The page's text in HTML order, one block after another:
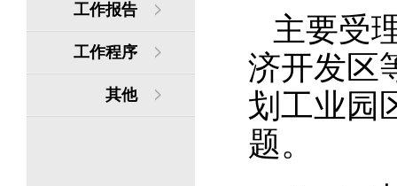
工作报告
工作程序
其他
主要受
济开发区
划工业园
题。